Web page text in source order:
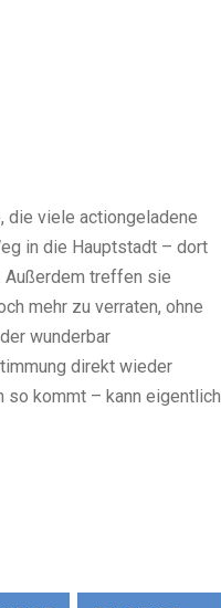
die viele actiongeladene
in die Hauptstadt – dort
Außerdem treffen sie
mehr zu verraten, ohne
wunderbar
direkt wieder
so kommt – kann eigentlich